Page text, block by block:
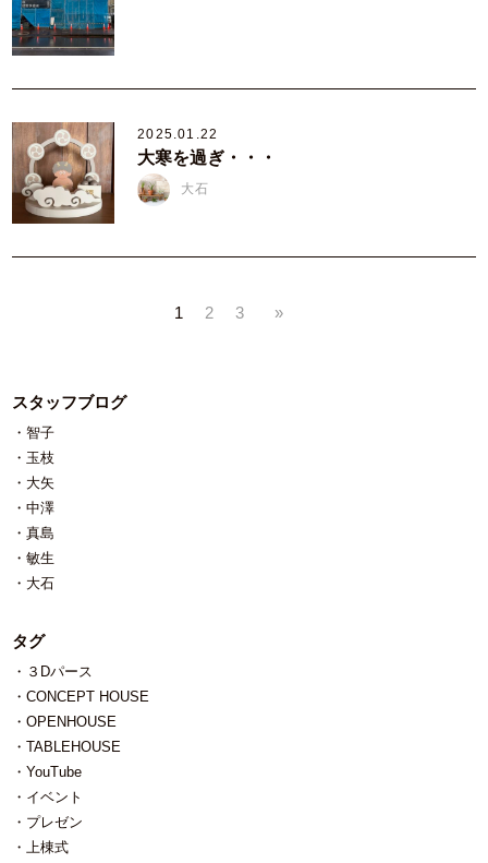
2025.01.22
大寒を過ぎ・・・
大石
1 2 3 »
スタッフブログ
智子
玉枝
大矢
中澤
真島
敏生
大石
タグ
３Dパース
CONCEPT HOUSE
OPENHOUSE
TABLEHOUSE
YouTube
イベント
プレゼン
上棟式